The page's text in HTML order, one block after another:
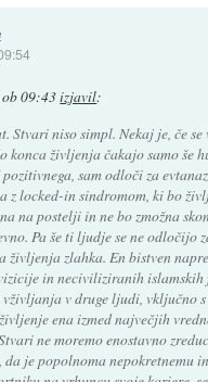
ob 09:43izjavil:
Stvari niso simpl. Nekaj je, če
konca življenja čakajo samo še
sam odloči za
z locked-in sindromom, ki bo
na postelji in ne bo zmožna
Pa še ti ljudje se ne odločijo
življenja zlahka. En bistven
in neciviliziranih
vživljanja v druge ljudi, vključno s
ena izmed največjih
ne moremo enostavno
je popolnoma nepokretnemu